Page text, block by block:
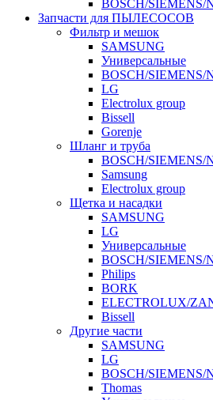
BOSCH/SIEMENS/
Запчасти для ПЫЛЕСОСОВ
Фильтр и мешок
SAMSUNG
Универсальные
BOSCH/SIEMENS/
LG
Electrolux group
Bissell
Gorenje
Шланг и труба
BOSCH/SIEMENS/
Samsung
Electrolux group
Щетка и насадки
SAMSUNG
LG
Универсальные
BOSCH/SIEMENS/
Philips
BORK
ELECTROLUX/
Bissell
Другие части
SAMSUNG
LG
BOSCH/SIEMENS/
Thomas